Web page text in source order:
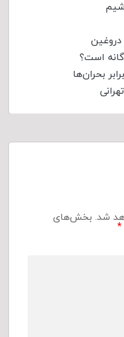
است؟
بحران‌ها
شد. بخش‌های
*